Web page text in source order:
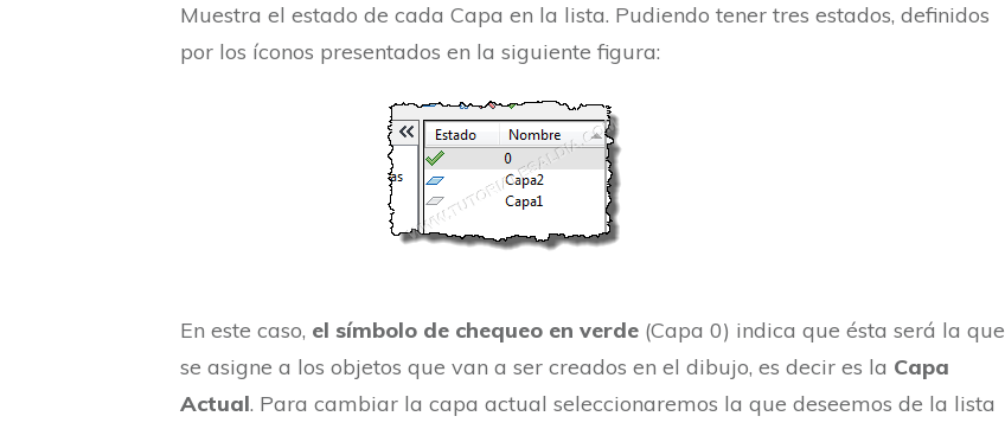
Muestra el estado de cada Capa en la lista. Pudiendo tener tres estados, definidos
por los íconos presentados en la siguiente figura:
En este caso, el símbolo de chequeo en verde (Capa 0) indica que ésta será la que
se asigne a los objetos que van a ser creados en el dibujo, es decir es la Capa
Actual. Para cambiar la capa actual seleccionaremos la que deseemos de la lista